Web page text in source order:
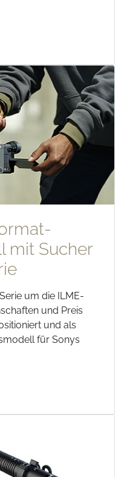
mit Sucher
um die ILME-
und Preis
und als
für Sonys